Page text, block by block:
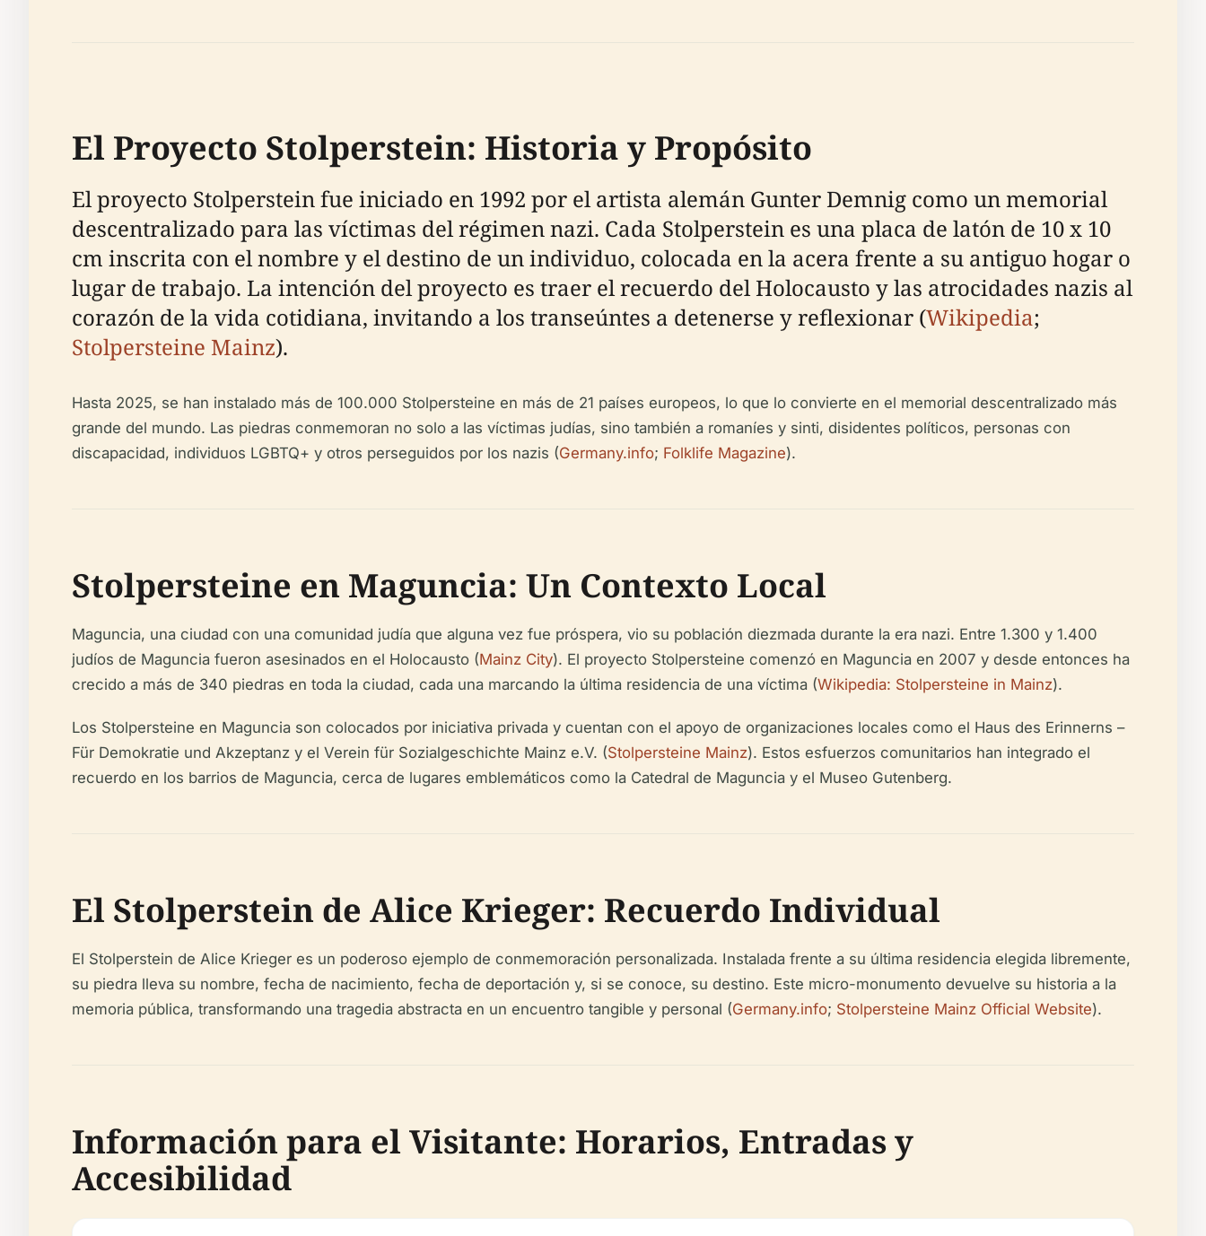
El Proyecto Stolperstein: Historia y Propósito
El proyecto Stolperstein fue iniciado en 1992 por el artista alemán Gunter Demnig como un memorial
descentralizado para las víctimas del régimen nazi. Cada Stolperstein es una placa de latón de 10 x 10
cm inscrita con el nombre y el destino de un individuo, colocada en la acera frente a su antiguo hogar o
lugar de trabajo. La intención del proyecto es traer el recuerdo del Holocausto y las atrocidades nazis al
corazón de la vida cotidiana, invitando a los transeúntes a detenerse y reflexionar (Wikipedia;
Stolpersteine Mainz).
Hasta 2025, se han instalado más de 100.000 Stolpersteine en más de 21 países europeos, lo que lo convierte en el memorial descentralizado más
grande del mundo. Las piedras conmemoran no solo a las víctimas judías, sino también a romaníes y sinti, disidentes políticos, personas con
discapacidad, individuos LGBTQ+ y otros perseguidos por los nazis (Germany.info; Folklife Magazine).
Stolpersteine en Maguncia: Un Contexto Local
Maguncia, una ciudad con una comunidad judía que alguna vez fue próspera, vio su población diezmada durante la era nazi. Entre 1.300 y 1.400
judíos de Maguncia fueron asesinados en el Holocausto (Mainz City). El proyecto Stolpersteine comenzó en Maguncia en 2007 y desde entonces ha
crecido a más de 340 piedras en toda la ciudad, cada una marcando la última residencia de una víctima (Wikipedia: Stolpersteine in Mainz).
Los Stolpersteine en Maguncia son colocados por iniciativa privada y cuentan con el apoyo de organizaciones locales como el Haus des Erinnerns –
Für Demokratie und Akzeptanz y el Verein für Sozialgeschichte Mainz e.V. (Stolpersteine Mainz). Estos esfuerzos comunitarios han integrado el
recuerdo en los barrios de Maguncia, cerca de lugares emblemáticos como la Catedral de Maguncia y el Museo Gutenberg.
El Stolperstein de Alice Krieger: Recuerdo Individual
El Stolperstein de Alice Krieger es un poderoso ejemplo de conmemoración personalizada. Instalada frente a su última residencia elegida libremente,
su piedra lleva su nombre, fecha de nacimiento, fecha de deportación y, si se conoce, su destino. Este micro-monumento devuelve su historia a la
memoria pública, transformando una tragedia abstracta en un encuentro tangible y personal (Germany.info; Stolpersteine Mainz Official Website).
Información para el Visitante: Horarios, Entradas y
Accesibilidad